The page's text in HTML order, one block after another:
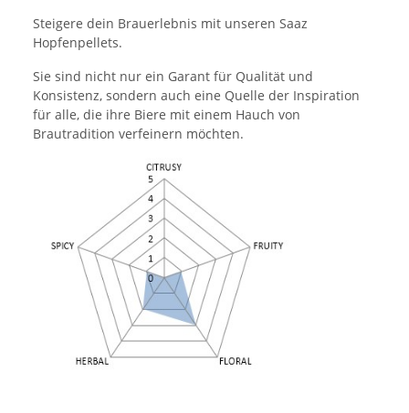
Steigere dein Brauerlebnis mit unseren Saaz
Hopfenpellets.
Sie sind nicht nur ein Garant für Qualität und
Konsistenz, sondern auch eine Quelle der Inspiration
für alle, die ihre Biere mit einem Hauch von
Brautradition verfeinern möchten.